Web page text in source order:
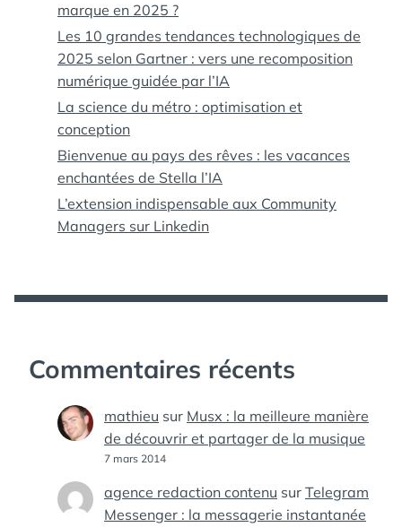
marque en 2025 ?
Les 10 grandes tendances technologiques de
2025 selon Gartner : vers une recomposition
numérique guidée par l’IA
La science du métro : optimisation et
conception
Bienvenue au pays des rêves : les vacances
enchantées de Stella l’IA
L’extension indispensable aux Community
Managers sur Linkedin
Commentaires récents
mathieu sur Musx : la meilleure manière
de découvrir et partager de la musique
7 mars 2014
agence redaction contenu sur Telegram
Messenger : la messagerie instantanée